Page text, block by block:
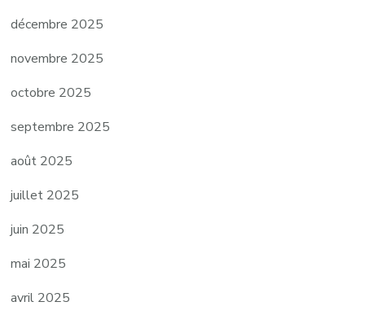
décembre 2025
novembre 2025
octobre 2025
septembre 2025
août 2025
juillet 2025
juin 2025
mai 2025
avril 2025